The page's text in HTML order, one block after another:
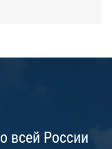
всей России